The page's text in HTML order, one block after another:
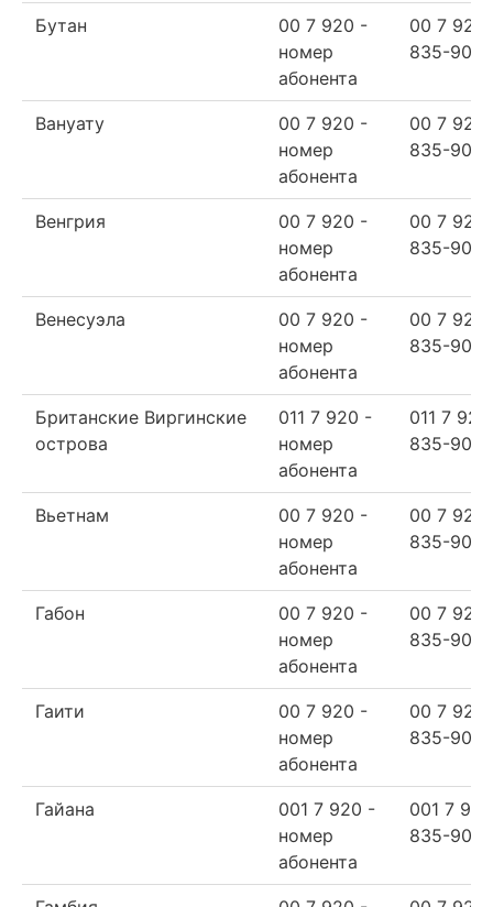
Бутан
00 7 920 -
номер
абонента
00 7 920
835-90-
Вануату
00 7 920 -
номер
абонента
00 7 920
835-90-
Венгрия
00 7 920 -
номер
абонента
00 7 920
835-90-
Венесуэла
00 7 920 -
номер
абонента
00 7 920
835-90-
Британские Виргинские
острова
011 7 920 -
номер
абонента
011 7 920
835-90-
Вьетнам
00 7 920 -
номер
абонента
00 7 920
835-90-
Габон
00 7 920 -
номер
абонента
00 7 920
835-90-
Гаити
00 7 920 -
номер
абонента
00 7 920
835-90-
Гайана
001 7 920 -
номер
абонента
001 7 920
835-90-